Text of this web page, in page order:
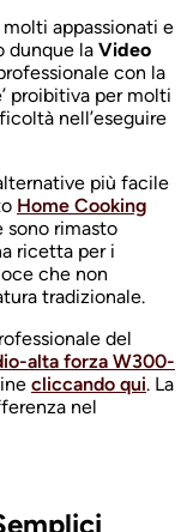
molti appassionati e
dunque la Video
con la
proibitiva per molti
nell’eseguire
più facile
Home Cooking
sono rimasto
ricetta per i
che non
tradizionale.
del
alta forza W300-
cliccando qui. La
nel